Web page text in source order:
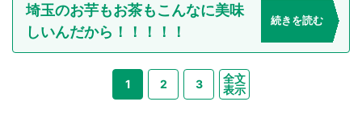
埼玉のお芋もお茶もこんなに美味
しいんだから！！！！！
続きを読む
1 2 3
全文
表示